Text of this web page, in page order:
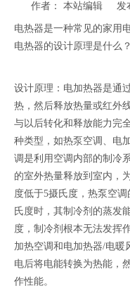
作者： 本站编辑 发
电热器是一种常见的家用
电热器的设计原理是什么
设计原理：电加热器是通
热，然后释放热量或红外
与以后转化和释放能力完
种类型，如热泵空调、电
调是利用空调内部的制冷
的室外热量释放到室内，
度低于5摄氏度，热泵空
氏度时，其制冷剂的蒸发
度，制冷剂根本无法发挥作
加热空调和电加热器/电暖
电后将电能转换为热能，
作性能。